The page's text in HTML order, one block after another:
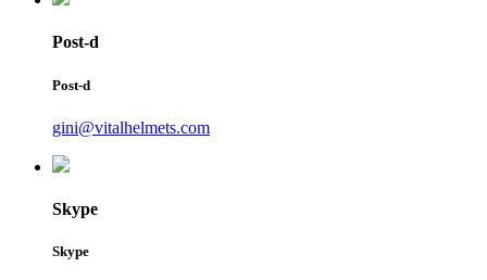
Post-d
Post-d
gini@vitalhelmets.com
Skype
Skype